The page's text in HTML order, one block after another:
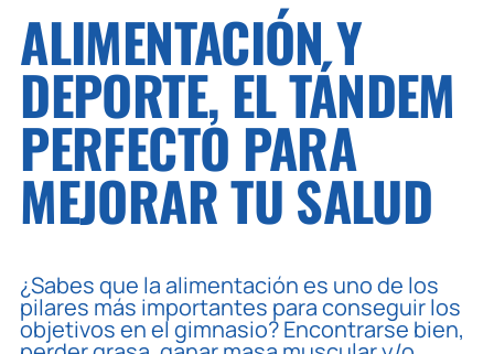
ALIMENTACIÓN Y
DEPORTE, EL TÁNDEM
PERFECTO PARA
MEJORAR TU SALUD
¿Sabes que la alimentación es uno de los
pilares más importantes para conseguir los
objetivos en el gimnasio? Encontrarse bien,